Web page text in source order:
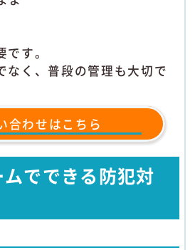
す。
なく、普段の管理も大切で
わせはこちら
でできる防犯対